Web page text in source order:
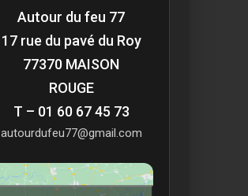
Autour du feu 77
17 rue du pavé du Roy
77370 MAISON
ROUGE
T – 01 60 67 45 73
autourdufeu77@gmail.com